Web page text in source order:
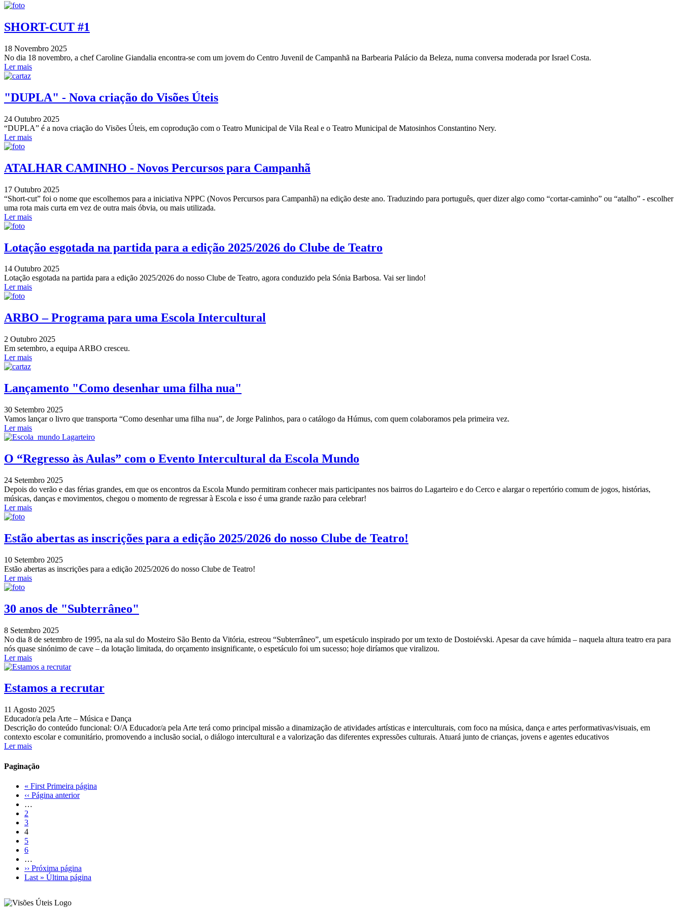
SHORT-CUT #1
18 Novembro 2025
No dia 18 novembro, a chef Caroline Giandalia encontra-se com um jovem do Centro Juvenil de Campanhã na Barbearia Palácio da Beleza, numa conversa moderada por Israel Costa.
Ler mais
"DUPLA" - Nova criação do Visões Úteis
24 Outubro 2025
“DUPLA” é a nova criação do Visões Úteis, em coprodução com o Teatro Municipal de Vila Real e o Teatro Municipal de Matosinhos Constantino Nery.
Ler mais
ATALHAR CAMINHO - Novos Percursos para Campanhã
17 Outubro 2025
“Short-cut” foi o nome que escolhemos para a iniciativa NPPC (Novos Percursos para Campanhã) na edição deste ano. Traduzindo para português, quer dizer algo como “cortar-caminho” ou “atalho” - escolher
uma rota mais curta em vez de outra mais óbvia, ou mais utilizada.
Ler mais
Lotação esgotada na partida para a edição 2025/2026 do Clube de Teatro
14 Outubro 2025
Lotação esgotada na partida para a edição 2025/2026 do nosso Clube de Teatro, agora conduzido pela Sónia Barbosa. Vai ser lindo!
Ler mais
ARBO – Programa para uma Escola Intercultural
2 Outubro 2025
Em setembro, a equipa ARBO cresceu.
Ler mais
Lançamento "Como desenhar uma filha nua"
30 Setembro 2025
Vamos lançar o livro que transporta “Como desenhar uma filha nua”, de Jorge Palinhos, para o catálogo da Húmus, com quem colaboramos pela primeira vez.
Ler mais
O “Regresso às Aulas” com o Evento Intercultural da Escola Mundo
24 Setembro 2025
Depois do verão e das férias grandes, em que os encontros da Escola Mundo permitiram conhecer mais participantes nos bairros do Lagarteiro e do Cerco e alargar o repertório comum de jogos, histórias,
músicas, danças e movimentos, chegou o momento de regressar à Escola e isso é uma grande razão para celebrar!
Ler mais
Estão abertas as inscrições para a edição 2025/2026 do nosso Clube de Teatro!
10 Setembro 2025
Estão abertas as inscrições para a edição 2025/2026 do nosso Clube de Teatro!
Ler mais
30 anos de "Subterrâneo"
8 Setembro 2025
No dia 8 de setembro de 1995, na ala sul do Mosteiro São Bento da Vitória, estreou “Subterrâneo”, um espetáculo inspirado por um texto de Dostoiévski. Apesar da cave húmida – naquela altura teatro era para
nós quase sinónimo de cave – da lotação limitada, do orçamento insignificante, o espetáculo foi um sucesso; hoje diríamos que viralizou.
Ler mais
Estamos a recrutar
11 Agosto 2025
Educador/a pela Arte – Música e Dança
Descrição do conteúdo funcional: O/A Educador/a pela Arte terá como principal missão a dinamização de atividades artísticas e interculturais, com foco na música, dança e artes performativas/visuais, em
contexto escolar e comunitário, promovendo a inclusão social, o diálogo intercultural e a valorização das diferentes expressões culturais. Atuará junto de crianças, jovens e agentes educativos
Ler mais
Paginação
« First Primeira página
‹‹ Página anterior
…
2
3
4
5
6
…
›› Próxima página
Last » Última página